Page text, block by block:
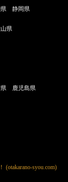
静岡県
県
鹿児島県
syou.com)